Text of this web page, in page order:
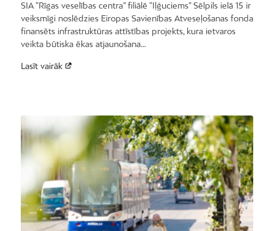
SIA “Rīgas veselības centra” filiālē “Iļģuciems” Sēlpils ielā 15 ir
veiksmīgi noslēdzies Eiropas Savienības Atveseļošanas fonda
finansēts infrastruktūras attīstības projekts, kura ietvaros
veikta būtiska ēkas atjaunošana…
Lasīt vairāk